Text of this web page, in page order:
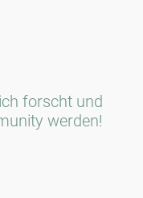
forscht und
werden!